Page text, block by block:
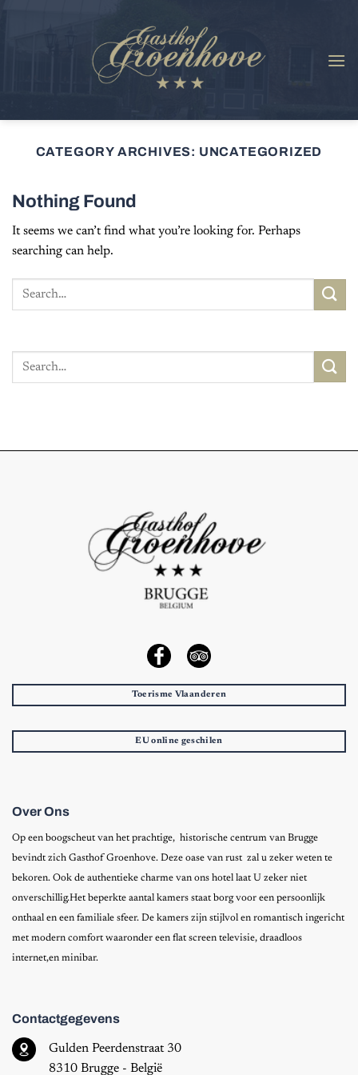
CATEGORY ARCHIVES: UNCATEGORIZED
Nothing Found
It seems we can’t find what you’re looking for. Perhaps
searching can help.
Toerisme Vlaanderen
EU online geschilen
Over Ons
Op een boogscheut van het prachtige, historische centrum van Brugge
bevindt zich Gasthof Groenhove. Deze oase van rust zal u zeker weten te
bekoren. Ook de authentieke charme van ons hotel laat U zeker niet
onverschillig.Het beperkte aantal kamers staat borg voor een persoonlijk
onthaal en een familiale sfeer. De kamers zijn stijlvol en romantisch ingericht
met modern comfort waaronder een flat screen televisie, draadloos
internet,en minibar.
Contactgegevens
Gulden Peerdenstraat 30
8310 Brugge - België